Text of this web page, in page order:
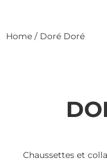
Home / Doré Doré
Chaussettes et